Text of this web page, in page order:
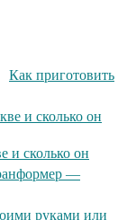
Как приготовить
и сколько он
—